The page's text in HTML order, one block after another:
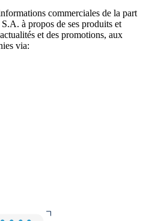
commerciales de la part
à propos de ses produits et
et des promotions, aux
via: